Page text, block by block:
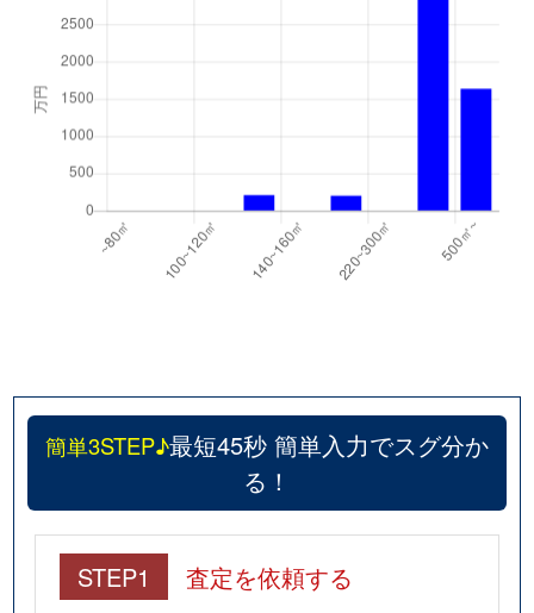
簡単3STEP♪最短45秒 簡単入力でスグ分か
る！
STEP1 査定を依頼する